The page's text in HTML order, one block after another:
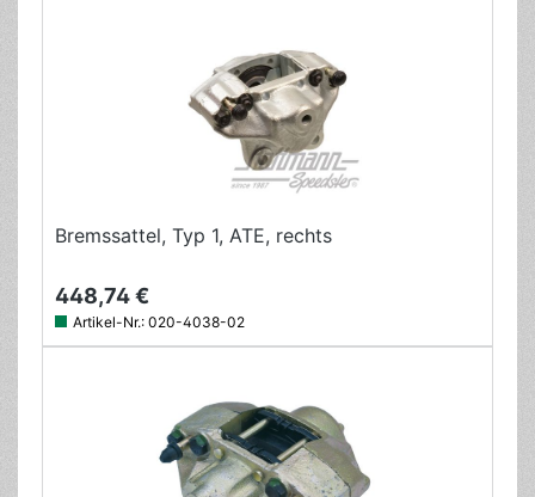
Bremssattel, Typ 1, ATE, rechts
448,74 €
Artikel-Nr.: 020-4038-02